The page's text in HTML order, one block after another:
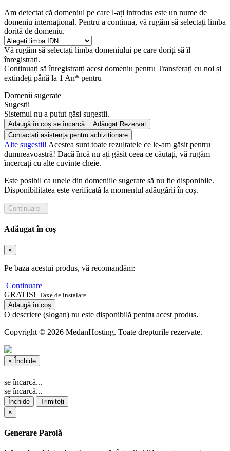
Am detectat că domeniul pe care l-ați introdus este un nume de
domeniu internațional. Pentru a continua, vă rugăm să selectați limba
dorită de domeniu.
Vă rugăm să selectați limba domeniului pe care doriți să îl
înregistrați.
Continuați să înregistratți acest domeniu pentru Transferați cu noi și
extindeți până la 1 An* pentru
Domenii sugerate
Sugestii
Sistemul nu a putut găsi sugestii.
Adaugă în coș se încarcă... Adăugat Rezervat
Contactați asistența pentru achiziționare
Alte sugestii! Acestea sunt toate rezultatele ce le-am găsit pentru
dumneavoastră! Dacă încă nu ați găsit ceea ce căutați, vă rugăm
încercați cu alte cuvinte cheie.
Este posibil ca unele din domeniile sugerate să nu fie disponibile.
Disponibilitatea este verificată la momentul adăugării în coș.
Adăugat în coș
×
Pe baza acestui produs, vă recomandăm:
Continuare
GRATIS! Taxe de instalare
Adaugă în coș
O descriere (slogan) nu este disponibilă pentru acest produs.
Copyright © 2026 MedanHosting. Toate drepturile rezervate.
× Închide
se încarcă...
se încarcă...
Închide
Trimiteți
×
Generare Parolă